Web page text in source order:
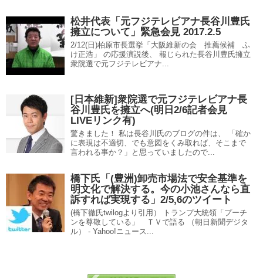
松井代表「元フジテレビアナ長谷川豊氏
擁立について」緊急会見 2017.2.5
2/12(日)柏原市長選挙「大阪維新の会 推薦候補 ふ
け正浩」 の応援演説後、 報じられた長谷川豊氏擁立
衆院選で元フジテレビアナ...
[日本維新]衆院選で元フジテレビアナ長
谷川豊氏を擁立へ(明日2/6記者会見
LIVEリンク有)
驚きました！ 私は長谷川氏のブログの件は、 「確か
に表現は不適切、でも意図をくみ取れば、そこまで
言われる事か？」と思っていましたので...
橋下氏「(豊洲)卸売市場法で安全基準を
明文化で解決する。今の小池さんなら直
訴すれば実現する」2/5,6のツイート
(橋下徹氏twilogより引用） トランプ大統領「プーチ
ンを尊敬している」 ＴＶで語る （朝日新聞デジタ
ル） - Yahoo!ニュース...